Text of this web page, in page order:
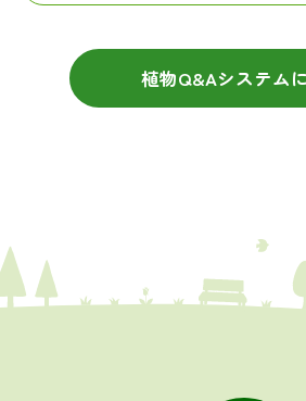
植物Q&Aシステム